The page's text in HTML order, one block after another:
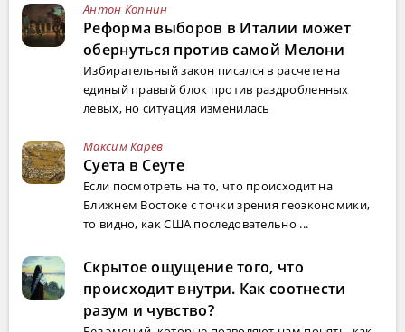
Антон Копнин
Реформа выборов в Италии может
обернуться против самой Мелони
Избирательный закон писался в расчете на
единый правый блок против раздробленных
левых, но ситуация изменилась
Максим Карев
Суета в Сеуте
Если посмотреть на то, что происходит на
Ближнем Востоке с точки зрения геоэкономики,
то видно, как США последовательно ...
Скрытое ощущение того, что
происходит внутри. Как соотнести
разум и чувство?